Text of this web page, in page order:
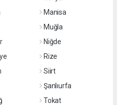
Manisa
Muğla
Niğde
Rize
Siirt
Şanlıurfa
Tokat